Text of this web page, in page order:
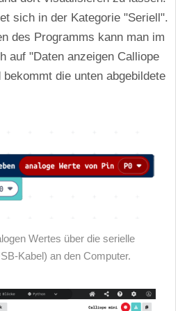
sich in der Kategorie "Seriell".
des Programms kann man im
auf "Daten anzeigen Calliope
die unten abgebildete
Wertes über die serielle
Kabel) an den Computer.